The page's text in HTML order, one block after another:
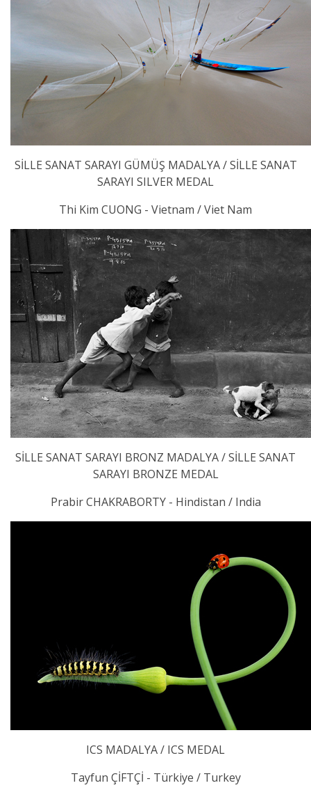
SİLLE SANAT SARAYI GÜMÜŞ MADALYA / SİLLE SANAT
SARAYI SILVER MEDAL
Thi Kim CUONG - Vietnam / Viet Nam
SİLLE SANAT SARAYI BRONZ MADALYA / SİLLE SANAT
SARAYI BRONZE MEDAL
Prabir CHAKRABORTY - Hindistan / India
ICS MADALYA / ICS MEDAL
Tayfun ÇİFTÇİ - Türkiye / Turkey